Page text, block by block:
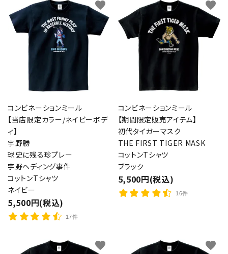
コンビネーションミール
【当店限定カラー/ネイビーボデ
ィ】
宇野勝
球史に残る珍プレー
宇野ヘディング事件
コットンTシャツ
ネイビー
5,500円(税込)
17件
favorite
コンビネーションミール
【期間限定販売アイテム】
初代タイガーマスク
THE FIRST TIGER MASK
コットンTシャツ
ブラック
5,500円(税込)
16件
favorite
favorite favorite